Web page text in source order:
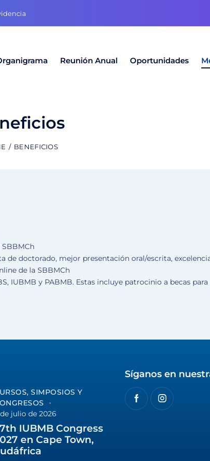
Reunión Anual Oportunidades
BENEFICIOS
doctorado, mejor presentación oral/escrita,
de la SBBMCh
IUBMB y PABMB. Estas incluye patrocinio a becas
SIMPOSIOS Y
julio de 2026
IUBMB Congress
en Cape Town,
Síganos en